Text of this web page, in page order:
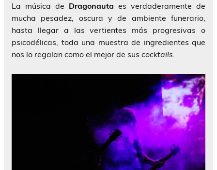
La música de Dragonauta es verdaderamente de
mucha pesadez, oscura y de ambiente funerario,
hasta llegar a las vertientes más progresivas o
psicodélicas, toda una muestra de ingredientes que
nos lo regalan como el mejor de sus cocktails